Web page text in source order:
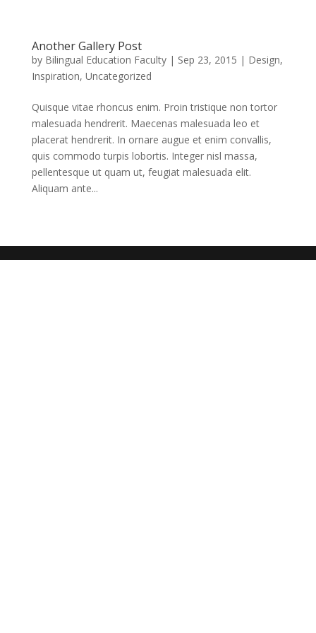
Another Gallery Post
by Bilingual Education Faculty| Sep 23, 2015 | Design,
Inspiration, Uncategorized
Quisque vitae rhoncus enim. Proin tristique non tortor
malesuada hendrerit. Maecenas malesuada leo et
placerat hendrerit. In ornare augue et enim convallis,
quis commodo turpis lobortis. Integer nisl massa,
pellentesque ut quam ut, feugiat malesuada elit.
Aliquam ante...